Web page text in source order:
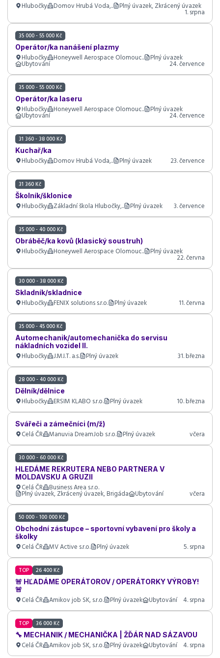
Hlubočky Domov Hrubá Voda,.. Plný úvazek, Zkrácený úvazek
1. srpna
35 000 - 55 000 Kč
Operátor/ka nanášení plazmy
Hlubočky Honeywell Aerospace Olomouc.. Plný úvazek
Ubytování 24. července
35 000 - 55 000 Kč
Operátor/ka laseru
Hlubočky Honeywell Aerospace Olomouc.. Plný úvazek
Ubytování 24. července
31 360 - 38 000 Kč
Kuchař/ka
Hlubočky Domov Hrubá Voda,.. Plný úvazek 23. července
31 360 Kč
Školník/šklonice
Hlubočky Základní škola Hlubočky,.. Plný úvazek 3. července
35 000 - 40 000 Kč
Obráběč/ka kovů (klasický soustruh)
Hlubočky Honeywell Aerospace Olomouc.. Plný úvazek
22. června
30 000 - 38 000 Kč
Skladník/skladnice
Hlubočky FENIX solutions s.r.o. Plný úvazek 11. června
35 000 - 45 000 Kč
Automechanik/automechanička do servisu
nákladních vozidel II.
Hlubočky J.M.I.T. a.s. Plný úvazek 31. března
28 000 - 40 000 Kč
Dělník/dělnice
Hlubočky ERSIM KLABO s.r.o. Plný úvazek 10. března
Svářeči a zámečníci (m/ž)
Celá ČR Manuvia DreamJob s.r.o. Plný úvazek včera
30 000 - 60 000 Kč
HLEDÁME REKRUTERA NEBO PARTNERA V
MOLDAVSKU A GRUZII
Celá ČR Business Area s.r.o.
Plný úvazek, Zkrácený úvazek, Brigáda Ubytování včera
50 000 - 100 000 Kč
Obchodní zástupce – sportovní vybavení pro školy a
školky
Celá ČR MV Active s.r.o. Plný úvazek 5. srpna
TOP 26 400 Kč
🚨 HĽADÁME OPERÁTOROV / OPERÁTORKY VÝROBY!
🚨
Celá ČR Amikov job SK, s.r.o. Plný úvazek Ubytování 4. srpna
TOP 36 000 Kč
🔧 MECHANIK / MECHANIČKA | ŽĎÁR NAD SÁZAVOU
Celá ČR Amikov job SK, s.r.o. Plný úvazek Ubytování 4. srpna